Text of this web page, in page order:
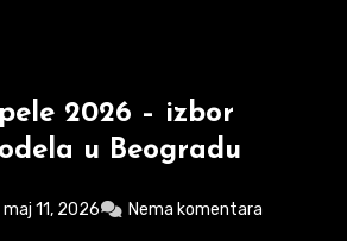
2026 – izbor
u Beogradu
maj 11, 2026 Nema komentara